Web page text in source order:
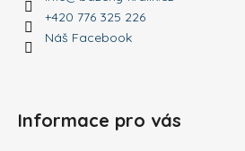
+420 776 325 226
Náš Facebook
Informace pro vás